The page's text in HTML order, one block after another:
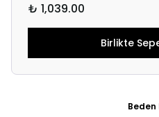
₺ 1,039.00
Birlikte
Beden